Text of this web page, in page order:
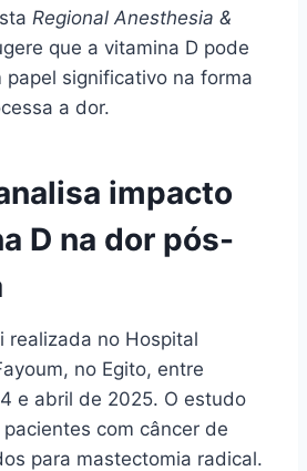
Regional Anesthesia &
que a vitamina D pode
papel significativo na forma
a dor.
impacto
D na dor pós-
realizada no Hospital
no Egito, entre
e abril de 2025. O estudo
com câncer de
para mastectomia radical.